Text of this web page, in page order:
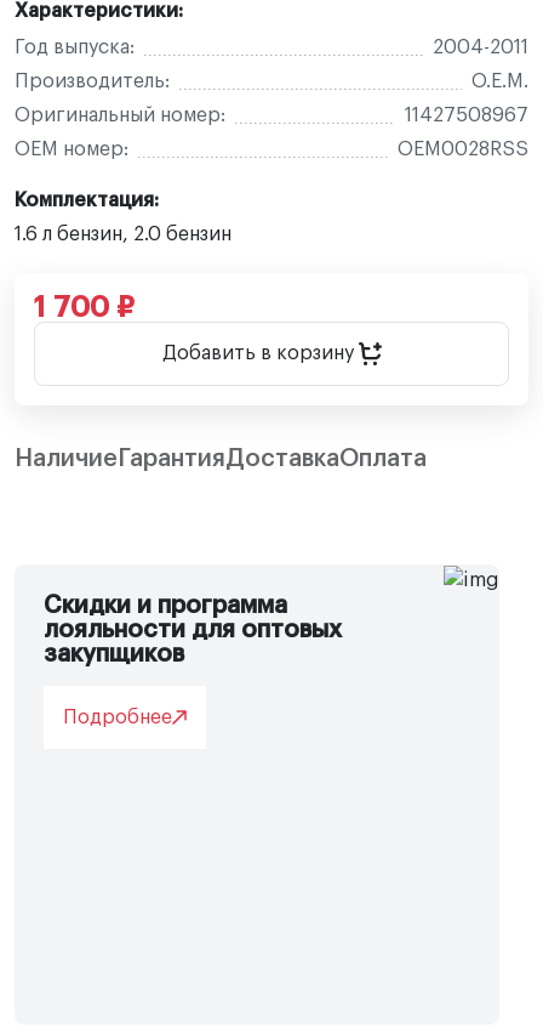
Характеристики:
Год выпуска:
2004-2011
Производитель:
O.E.M.
Оригинальный номер:
11427508967
OEM номер:
OEM0028RSS
Комплектация:
1.6 л бензин, 2.0 бензин
1 700 ₽
Добавить в корзину
Наличие ГарантияДоставкаОплата
Скидки и программа
лояльности для оптовых
закупщиков
Подробнее